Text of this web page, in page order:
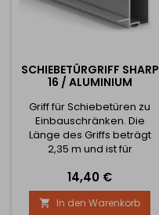
SCHIEBETÜRGRIFF SHARP
16 / ALUMINIUM
Griff für Schiebetüren zu
Einbauschränken. Die
Länge des Griffs beträgt
2,35 m und ist für
von 16 mm ausgelegt. Die
Borsten für diese Schiene
sind verschiebbar.
Preis
14,40 €
 In den Warenkorb